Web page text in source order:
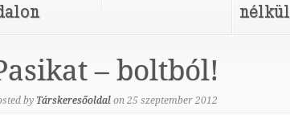
nélkül
– boltból!
by Társkeresőoldal on 25 szeptember 2012